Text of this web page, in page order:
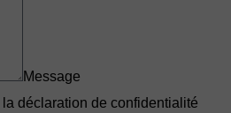
Message
la déclaration de confidentialité